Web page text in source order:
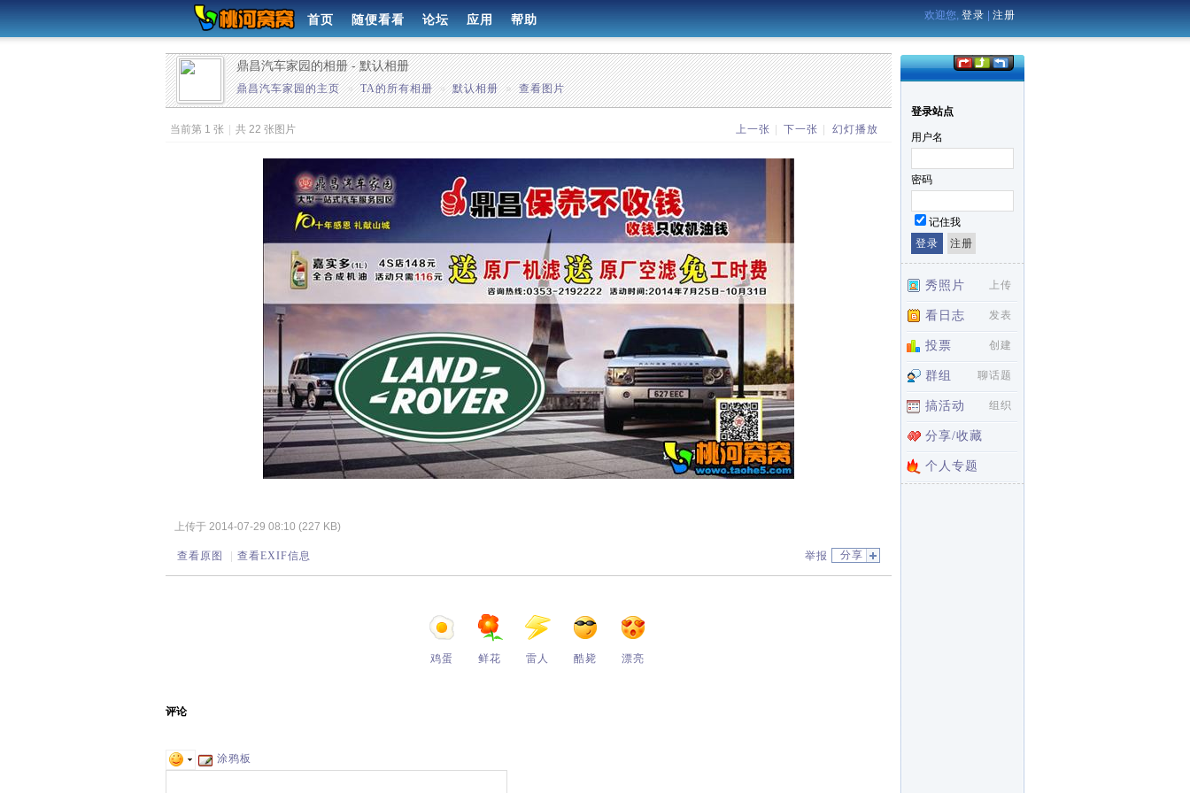
首页 随便看看 论坛 应用 帮助 欢迎您, 登录 注册
鼎昌汽车家园的相册 - 默认相册
鼎昌汽车家园的主页 » TA的所有相册 » 默认相册 » 查看图片
上一张 下一张 幻灯播放
当前第 1 张 共 22 张图片
上传于 2014-07-29 08:10 (227 KB)
查看原图 查看EXIF信息 分享
举报
鸡蛋 鲜花 雷人 酷毙 漂亮
评论
涂鸦板
登录站点
用户名
密码
记住我
秀照片 上传
看日志 发表
投票 创建
群组 聊话题
搞活动 组织
分享/收藏
个人专题